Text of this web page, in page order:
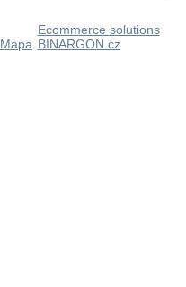
Mapa
Ecommerce solutions
BINARGON.cz